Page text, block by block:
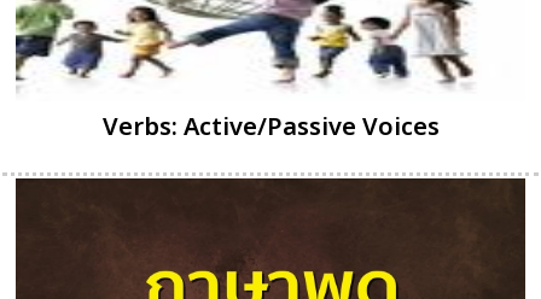
Verbs: Active/Passive Voices